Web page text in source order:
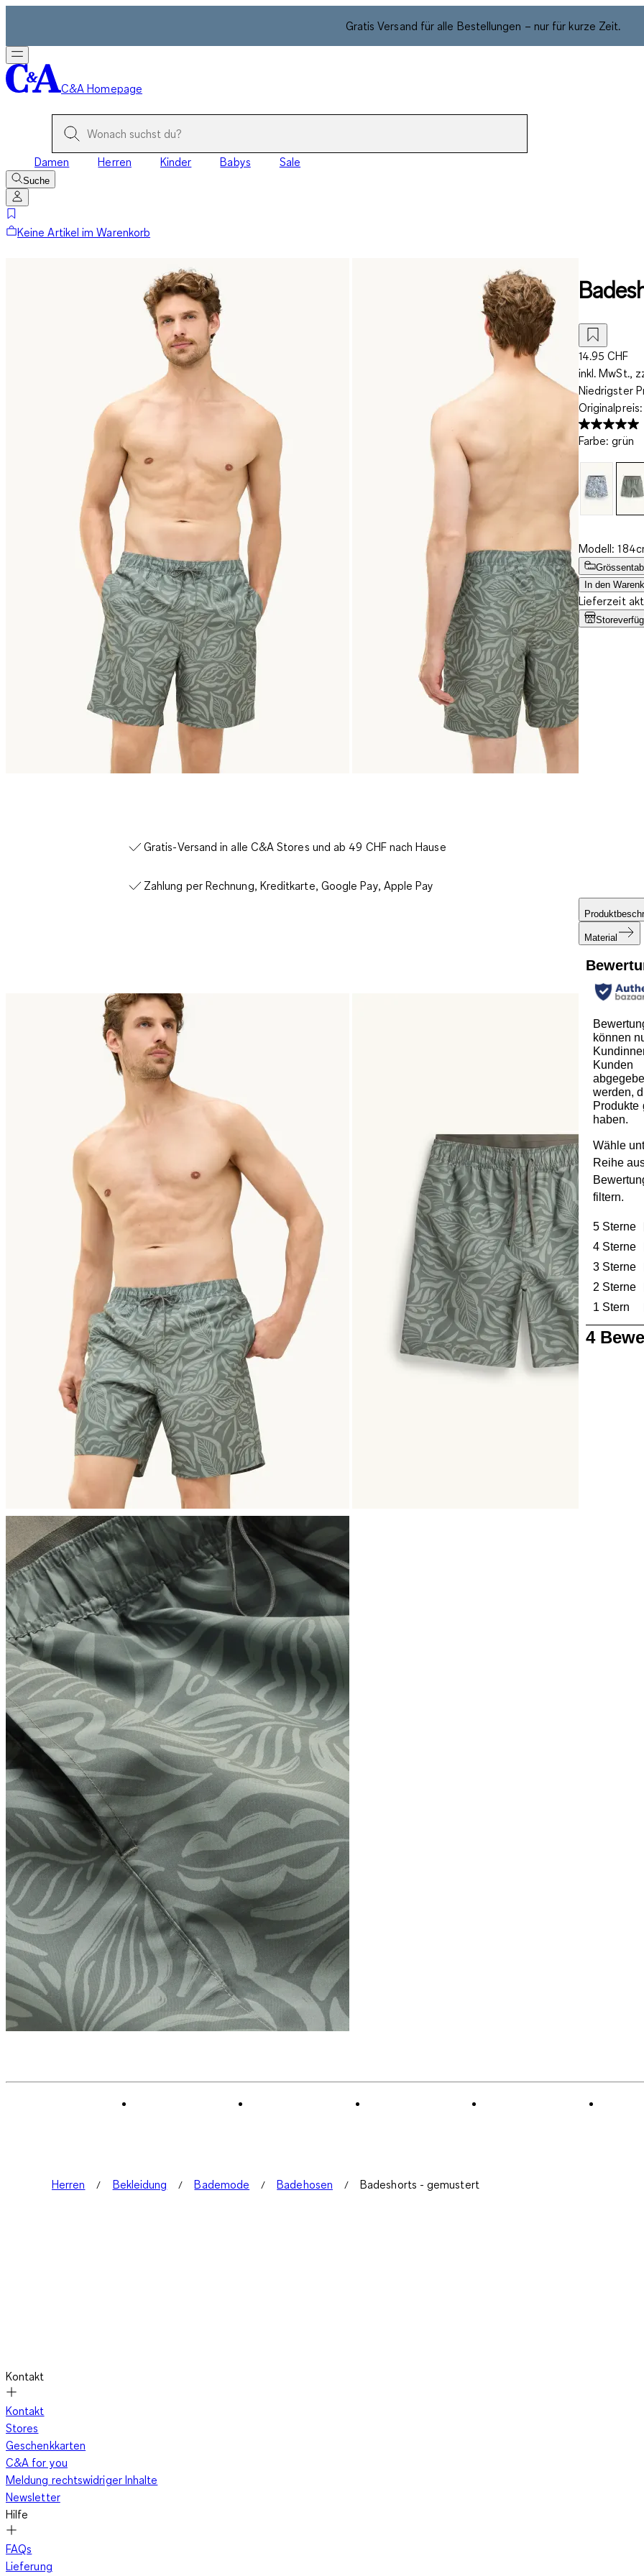
Gratis Versand für alle Bestellungen – nur für kurze Zeit.
C&A Homepage
Damen Herren Kinder Babys Sale
Suche
Keine Artikel im Warenkorb
Gratis-Versand in alle C&A Stores und ab 49 CHF nach Hause
Zahlung per Rechnung, Kreditkarte, Google Pay, Apple Pay
14.95 CHF
inkl. MwSt.,
Niedrigster
Originalpreis:
Farbe: grün
Modell:
In den
Lieferzeit
Material
können
Kunden
werden,
Produkte
haben.
Wähle
Reihe
filtern.
5 Sterne
4 Sterne
3 Sterne
2 Sterne
1 Stern
1
bis
0
4
Herren Bekleidung Bademode Badehosen Badeshorts - gemustert
Kontakt
Kontakt
Stores
Geschenkkarten
C&A for you
Meldung rechtswidriger Inhalte
Newsletter
Hilfe
FAQs
Lieferung